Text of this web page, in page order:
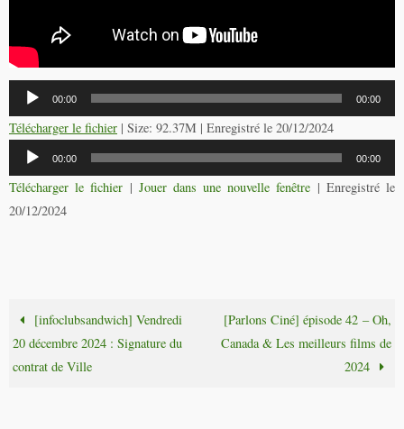
Lecteur
audio
00:00 00:00
Télécharger le fichier | Size: 92.37M | Enregistré le 20/12/2024
Lecteur
audio
00:00 00:00
Télécharger le fichier | Jouer dans une nouvelle fenêtre | Enregistré le
20/12/2024
[infoclubsandwich] Vendredi
20 décembre 2024 : Signature du
contrat de Ville
[Parlons Ciné] épisode 42 – Oh,
Canada & Les meilleurs films de
2024